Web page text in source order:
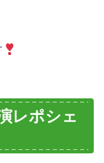
レポシェ